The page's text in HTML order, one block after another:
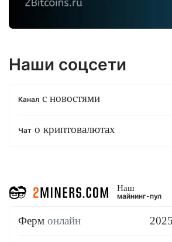
Наши соцсети
Канал с новостями
Чат о криптовалютах
Наш
майнинг-пул
Ферм онлайн